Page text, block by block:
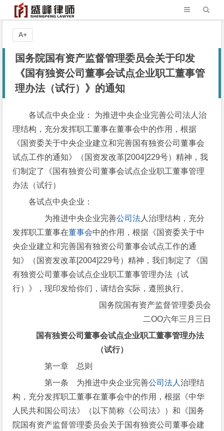
国务院国有资产监督管理委员会关于印发
《国有独资公司董事会试点企业职工董事管
理办法（试行）》的通知
各试点中央企业： 为推进中央企业完善公司法人治
理结构，充分发挥职工董事在董事会中的作用，根据
《国资委关于中央企业建立和完善国有独资公司董事会
试点工作的通知》（国资发改革[2004]229号）精神，我
们制定了《国有独资公司董事会试点企业职工董事管理
办法（试行）
各试点中央企业：
为推进中央企业完善公司法 人治理结构，充分
发挥职工董事在董事会中的作用，根据《国资委关于中
央企业建立和完善国有独资公司董事会试点工作的通
知》（国资发改革[2004]229号）精神，我们制定了《国
有独资公司董事会试点企业职工董事管理办法（试
行）》，现印发给你们，请结合实际，遵照执行。
国务院国有资产监督管理委员会
二OO六年三月三日
国有独资公司董事会试点企业职工董事管理办法
（试行）
第一章 总则
第一条 为推进中央企业完善公司法人治理结
构，充分发挥职工董事在董事会中的作用，根据《中华
人民共和国公司法》（以下简称《公司法》）和《国务
院国有资产监督管理委员会关于国有独资公司董事会建
A+